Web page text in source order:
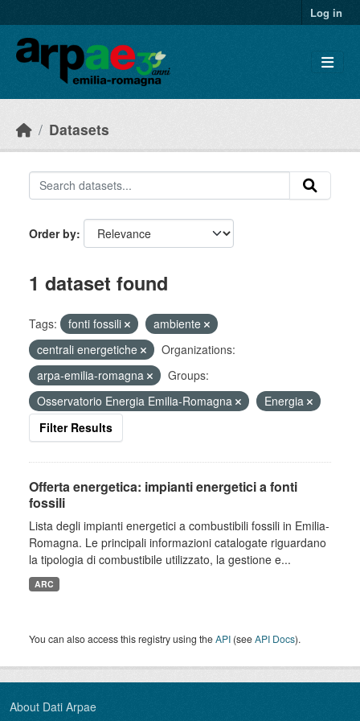
Log in
Datasets
Order by
1 dataset found
Tags: fonti fossili
ambiente
centrali energetiche
Organizations:
arpa-emilia-romagna
Groups:
Osservatorio Energia Emilia-Romagna
Energia
Filter Results
Offerta energetica: impianti energetici a fonti
fossili
Lista degli impianti energetici a combustibili fossili in Emilia-
Romagna. Le principali informazioni catalogate riguardano
la tipologia di combustibile utilizzato, la gestione e...
ARC
You can also access this registry using theAPI (seeAPI Docs).
About Dati Arpae